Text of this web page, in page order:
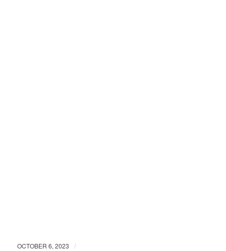
OCTOBER 6, 2023 /